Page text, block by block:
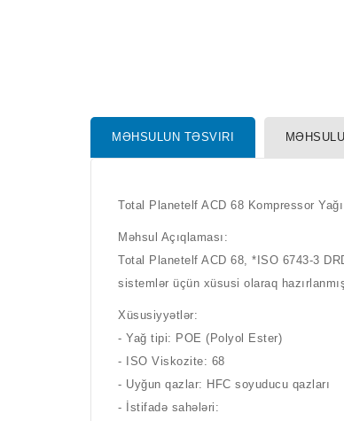
MƏHSULUN TƏSVIRI
Total Planetelf ACD 68 Kompressor
Məhsul Açıqlaması:
Total Planetelf ACD 68, *ISO 6743-3
sistemlər üçün xüsusi olaraq
Xüsusiyyətlər:
- Yağ tipi: POE (Polyol Ester)
- ISO Viskozite: 68
- Uyğun qazlar: HFC soyuducu qazları
- İstifadə sahələri: